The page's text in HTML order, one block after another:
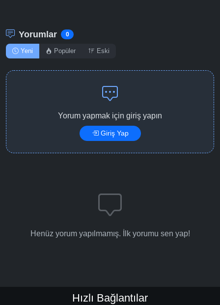
Yorumlar 0
Yeni Popüler Eski
Yorum yapmak için giriş yapın
Giriş Yap
Henüz yorum yapılmamış. İlk yorumu sen yap!
Hızlı Bağlantılar